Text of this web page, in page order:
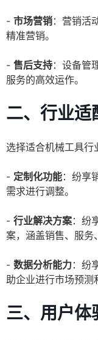
- 市场营销：营销活
精准营销。
- 售后支持：设备管
服务的高效运作。
二、行业适
选择适合机械工具行
- 定制化功能：纷享
需求进行调整。
- 行业解决方案：纷
案，涵盖销售、服务
- 数据分析能力：纷
助企业进行市场预测
三、用户体